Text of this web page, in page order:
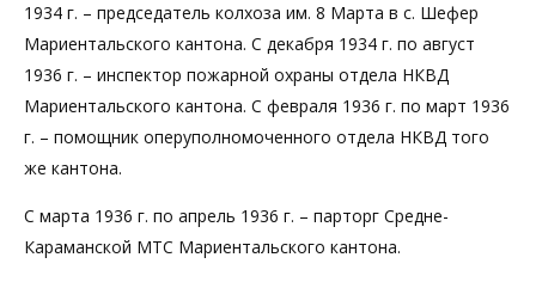
1934 г. – председатель колхоза им. 8 Марта в с. Шефер
Мариентальского кантона. С декабря 1934 г. по август
1936 г. – инспектор пожарной охраны отдела НКВД
Мариентальского кантона. С февраля 1936 г. по март 1936
г. – помощник оперуполномоченного отдела НКВД того
же кантона.
С марта 1936 г. по апрель 1936 г. – парторг Средне-
Караманской МТС Мариентальского кантона.